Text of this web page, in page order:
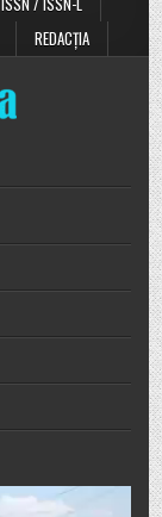
REDACȚIA